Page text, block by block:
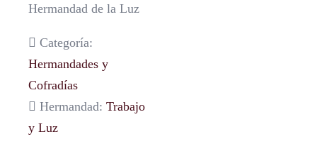
Hermandad de la Luz
Categoría:
Hermandades y
Cofradías
Hermandad: Trabajo
y Luz